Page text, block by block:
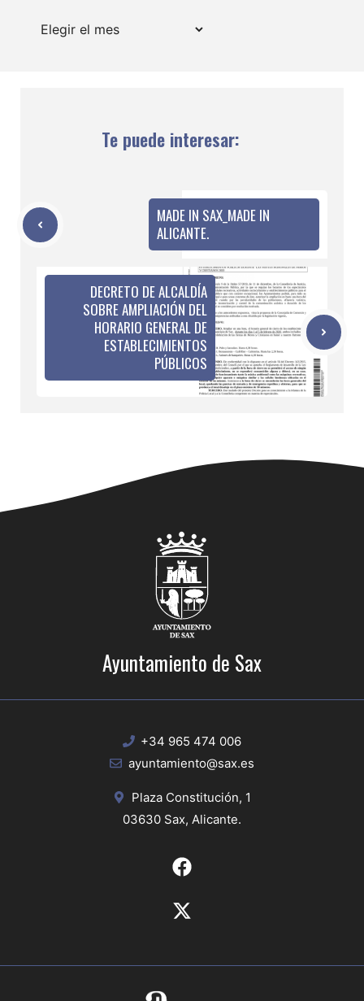
Archivos
Te puede interesar:
MADE IN SAX_MADE IN
ALICANTE.
DECRETO DE ALCALDÍA
SOBRE AMPLIACIÓN DEL
HORARIO GENERAL DE
ESTABLECIMIENTOS
PÚBLICOS
Ayuntamiento de Sax
+34 965 474 006
ayuntamiento@sax.es
Plaza Constitución, 1
03630 Sax, Alicante.